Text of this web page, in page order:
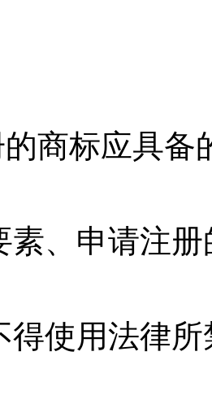
商标应具
素、申请注
得使用法律